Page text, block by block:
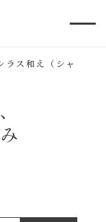
ラス和え（シャンタ